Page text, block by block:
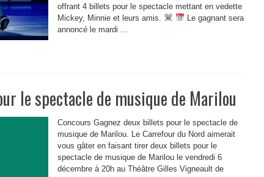
offrant 4 billets pour le spectacle mettant en vedette
Mickey, Minnie et leurs amis.
Le gagnant sera
annoncé le mardi ...
le spectacle de musique de Marilou
Concours Gagnez deux billets pour le spectacle de
musique de Marilou. Le Carrefour du Nord aimerait
vous gâter en faisant tirer deux billets pour le
spectacle de musique de Marilou le vendredi 6
décembre à 20h au Théâtre Gilles Vigneault de